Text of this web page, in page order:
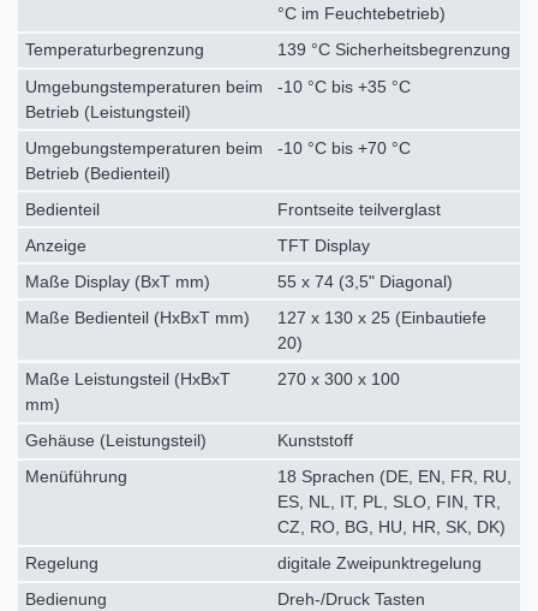
°C im Feuchtebetrieb)
Temperaturbegrenzung
139 °C Sicherheitsbegrenzung
Umgebungstemperaturen beim
Betrieb (Leistungsteil)
-10 °C bis +35 °C
Umgebungstemperaturen beim
Betrieb (Bedienteil)
-10 °C bis +70 °C
Bedienteil
Frontseite teilverglast
Anzeige
TFT Display
Maße Display (BxT mm)
55 x 74 (3,5" Diagonal)
Maße Bedienteil (HxBxT mm)
127 x 130 x 25 (Einbautiefe
20)
Maße Leistungsteil (HxBxT
mm)
270 x 300 x 100
Gehäuse (Leistungsteil)
Kunststoff
Menüführung
18 Sprachen (DE, EN, FR, RU,
ES, NL, IT, PL, SLO, FIN, TR,
CZ, RO, BG, HU, HR, SK, DK)
Regelung
digitale Zweipunktregelung
Bedienung
Dreh-/Druck Tasten